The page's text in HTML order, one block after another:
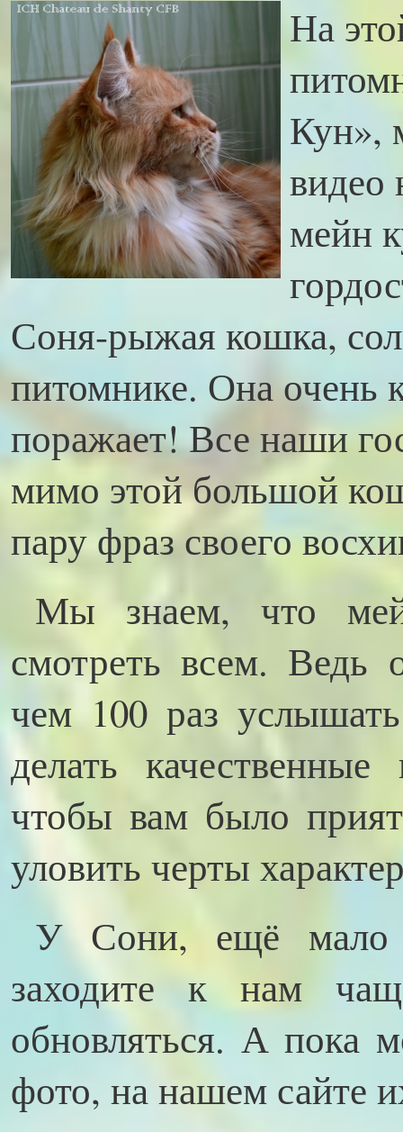
На
Кун»,
видео
мейн
Соня-рыжая кошка,
питомнике. Она очень
поражает! Все наши
мимо этой большой
пару фраз своего
Мы знаем, что
смотреть всем. Ведь
чем 100 раз
делать
чтобы вам было
уловить черты
У Сони, ещё мало
заходите к нам
обновляться. А пока
фото, на нашем сайте